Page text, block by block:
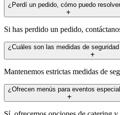
¿Perdí un pedido, cómo puedo
Si has perdido un pedido,
¿Cuáles son las medidas de
Mantenemos estrictas medidas de
¿Ofrecen menús para eventos